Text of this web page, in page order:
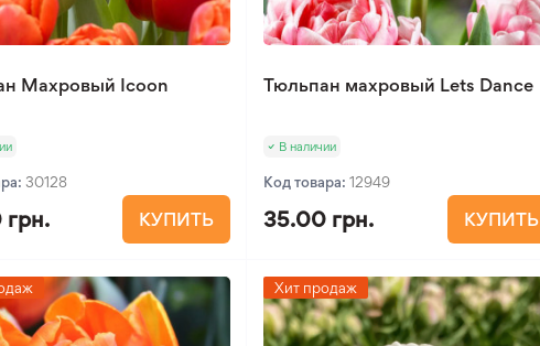
Махровый Icoon
30128
КУПИТЬ
Тюльпан махровый Lets Dance
В наличии
Код товара:12949
35.00 грн. КУПИТЬ
Хит продаж